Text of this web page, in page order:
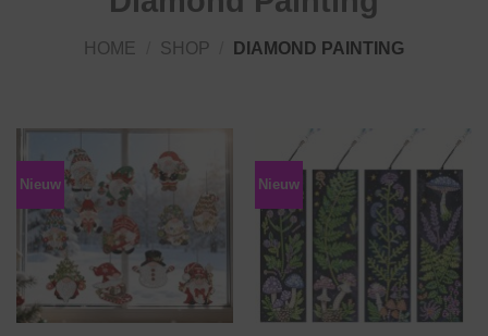
HOME SHOP DIAMOND PAINTING
Nieuw Nieuw